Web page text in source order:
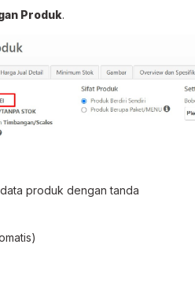
Produk.
produk dengan tanda